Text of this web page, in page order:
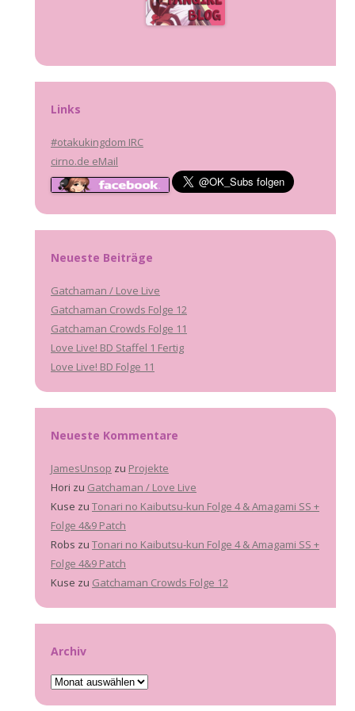
Links
#otakukingdom IRC
cirno.de eMail
Neueste Beiträge
Gatchaman / Love Live
Gatchaman Crowds Folge 12
Gatchaman Crowds Folge 11
Love Live! BD Staffel 1 Fertig
Love Live! BD Folge 11
Neueste Kommentare
JamesUnsop zu Projekte
Hori zu Gatchaman / Love Live
Kuse zu Tonari no Kaibutsu-kun Folge 4 & Amagami SS +
Folge 4&9 Patch
Robs zu Tonari no Kaibutsu-kun Folge 4 & Amagami SS +
Folge 4&9 Patch
Kuse zu Gatchaman Crowds Folge 12
Archiv
Archiv